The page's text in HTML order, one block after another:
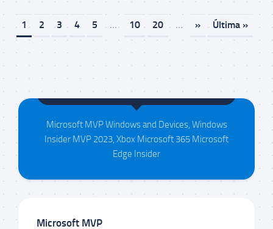
1 2 3 4 5 ... 10 20 ... » Última »
Maison da Silva
Microsoft MVP Windows and Devices, Windows
Insider MVP 2023, Xbox Microsoft 365 Microsoft
Edge Insider
Microsoft MVP